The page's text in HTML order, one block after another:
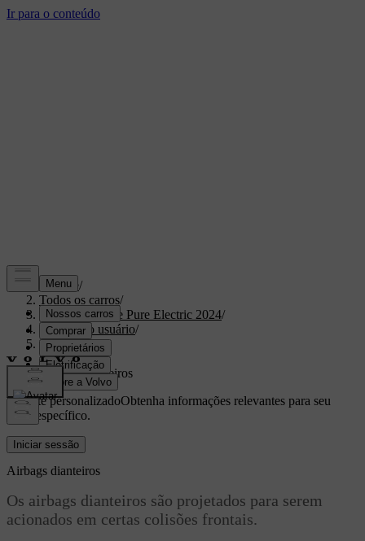
Suporte/
Todos os carros/
XC40 Recharge Pure Electric 2024/
Manual do usuário/
Segurança/
Airbags/
Airbags dianteiros
Suporte personalizadoObtenha informações relevantes para seu
carro específico.
Iniciar sessão
Airbags dianteiros
Os airbags dianteiros são projetados para serem
acionados em certas colisões frontais.